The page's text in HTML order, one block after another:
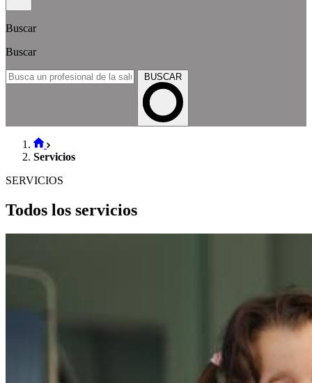
Buscar
Buscar
BUSCAR
Servicios
SERVICIOS
Todos los servicios